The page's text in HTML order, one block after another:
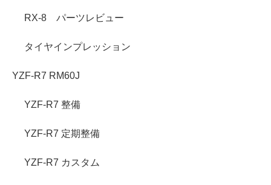
RX-8 パーツレビュー
タイヤインプレッション
YZF-R7 RM60J
YZF-R7 整備
YZF-R7 定期整備
YZF-R7 カスタム